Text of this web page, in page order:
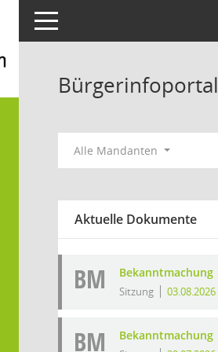
Toggle navigation
Bürgerinfoportal
Alle Mandanten
Aktuelle Dokumente
BM Bekanntmachung
Sitzung 03.08.2026
BM Bekanntmachung